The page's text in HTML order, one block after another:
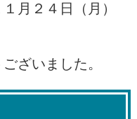
月２４日（月）
ざいました。